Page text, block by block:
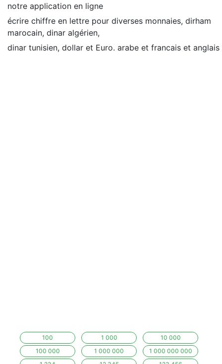
notre application en ligne
écrire chiffre en lettre pour diverses monnaies, dirham
marocain, dinar algérien,
dinar tunisien, dollar et Euro. arabe et francais et anglais
100 1 000
10 000
100 000
1 000 000
1 000 000 000